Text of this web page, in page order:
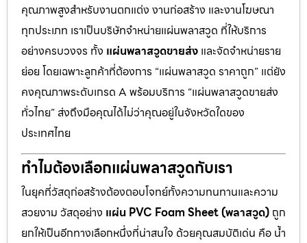
คุณภาพสูงสำหรับงานตกแต่ง งานก่อสร้าง และงานโฆษณา
ทุกประเภท เราเป็นบริษัทจำหน่ายแผ่นพลาสวูด ที่ให้บริการ
อย่างครบวงจร ทั้ง แผ่นพลาสวูดขายส่ง และจัดจำหน่ายราย
ย่อย โดยเฉพาะลูกค้าที่ต้องการ “แผ่นพลาสวูด ราคาถูก” แต่ยัง
คงคุณภาพระดับเกรด A พร้อมบริการ “แผ่นพลาสวูดขายส่ง
ทั่วไทย” ส่งถึงมือคุณได้ไม่ว่าคุณอยู่ในจังหวัดใดของ
ประเทศไทย
ทำไมต้องเลือกแผ่นพลาสวูดกับเรา
ในยุคที่วัสดุก่อสร้างต้องตอบโจทย์ทั้งความทนทานและความ
สวยงาม วัสดุอย่าง แผ่น PVC Foam Sheet (พลาสวูด) ถูก
ยกให้เป็นอีกทางเลือกหนึ่งที่น่าสนใจ ด้วยคุณสมบัติเด่น คือ น้ำ